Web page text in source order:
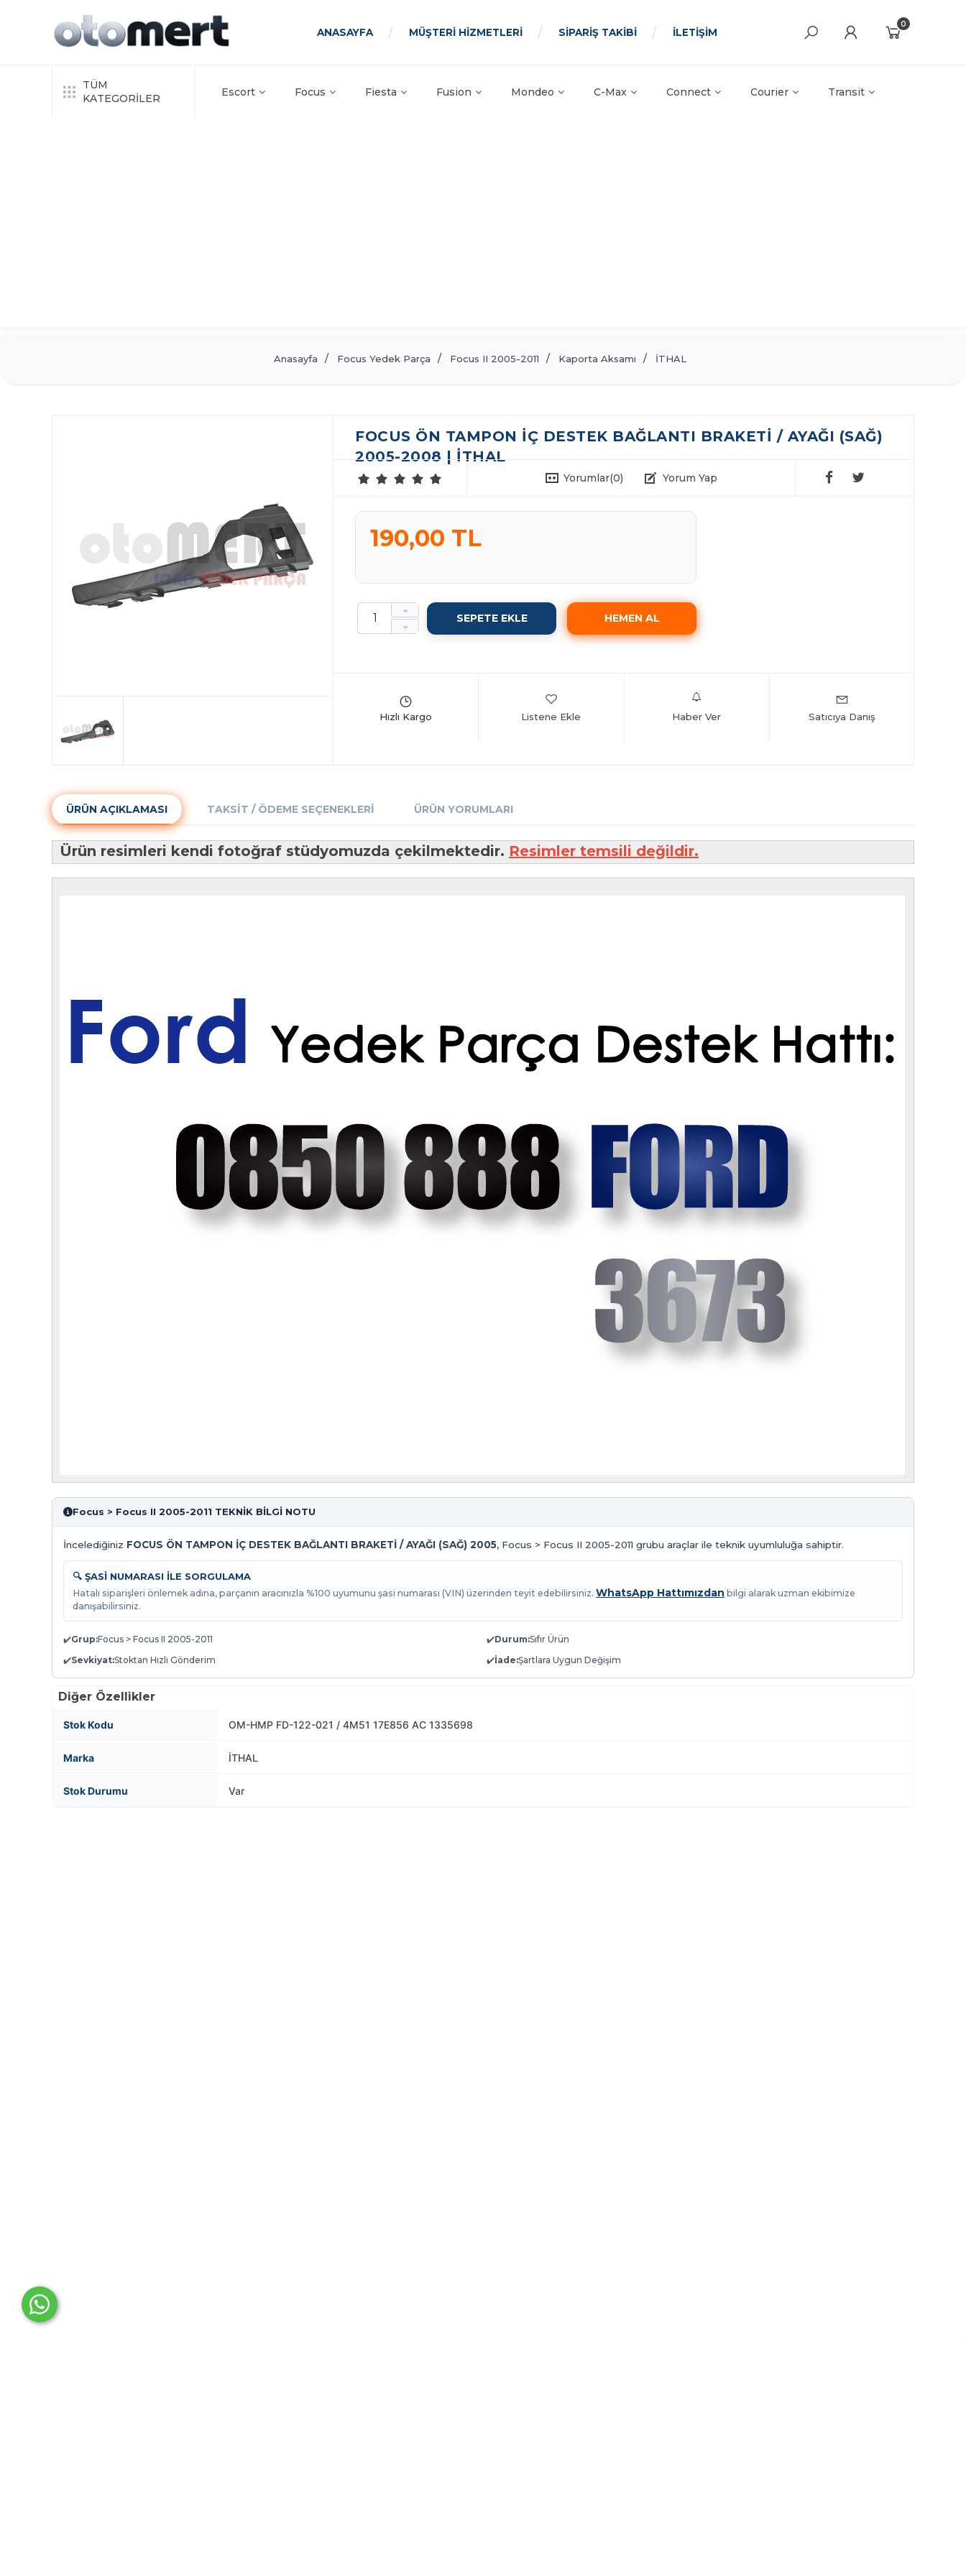
ANASAYFA MÜŞTERİ HİZMETLERİ SİPARİŞ TAKİBİ İLETİŞİM
0
TÜM
KATEGORİLER
Escort Focus Fiesta Fusion Mondeo C-Max Connect Courier Transit
Anasayfa Focus Yedek Parça Focus II 2005-2011 Kaporta Aksamı İTHAL
FOCUS ÖN TAMPON İÇ DESTEK BAĞLANTI BRAKETI / AYAĞI (SAĞ)
2005-2008 | İTHAL
Yorumlar(0) Yorum Yap
190,00 TL
Listene Ekle Haber Ver Satıcıya Danış
ÜRÜN AÇIKLAMASI TAKSIT / ÖDEME SEÇENEKLERI ÜRÜN YORUMLARI
Ürün resimleri kendi fotoğraf stüdyomuzda çekilmektedir. Resimler temsili değildir.
Focus > Focus II 2005-2011 TEKNİK BİLGİ NOTU
İncelediğiniz FOCUS ÖN TAMPON İÇ DESTEK BAĞLANTI BRAKETİ / AYAĞI (SAĞ) 2005, Focus > Focus II 2005-2011 grubu araçlar ile teknik uyumluluğa sahiptir.
🔍 ŞASİ NUMARASI İLE SORGULAMA
Hatalı siparişleri önlemek adına, parçanın aracınızla %100 uyumunu şasi numarası (VIN) üzerinden teyit edebilirsiniz. WhatsApp Hattımızdan bilgi alarak uzman ekibimize
danışabilirsiniz.
✔️Grup:Focus > Focus II 2005-2011 ✔️Durum:Sıfır Ürün
✔️Sevkiyat:Stoktan Hızlı Gönderim ✔️İade:Şartlara Uygun Değişim
Diğer Özellikler
Stok Kodu OM-HMP FD-122-021 / 4M51 17E856 AC 1335698
Marka İTHAL
Stok Durumu Var